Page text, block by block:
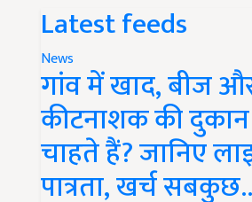
Latest feeds
News
गांव में खाद, बीज
कीटनाशक की
चाहते हैं? जानिए
पात्रता, खर्च सबकुछ..